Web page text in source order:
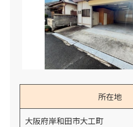
所在地
大阪府岸和田市大工町